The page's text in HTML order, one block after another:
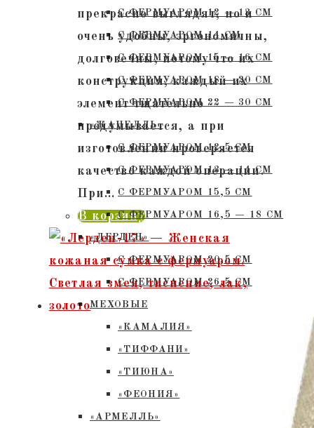
С ФЕРМУАРОМ 12 — 13 СМ
С ФЕРМУАРОМ 14 СМ
С ФЕРМУАРОМ 15 — 16 СМ
C ФЕРМУАРОМ 18 — 20 СМ
С ФЕРМУАРОМ 22 — 30 СМ
«ЖАНЕЛЛЬ»
С ФЕРМУАРОМ 12,5 СМ
С ФЕРМУАРОМ 13 — 14 СМ
С ФЕРМУАРОМ 15,5 СМ
С ФЕРМУАРОМ 16,5 — 18 СМ
«ЛЕРДЕН»
С ФЕРМУАРОМ 20,5 СМ
С ФЕРМУАРОМ 26,5 СМ
МЕХОВЫЕ
«КАМАЛИЯ»
«ТИФФАНИ»
«ТИЮНА»
«ФЕОНИЯ»
«АРМЕЛЛЬ»
прекрасно выглядят, но и
очень удобны, эргономичны,
долговечны, потому что их
конструкция, каждый их
элемент тщательно
продумывается, а при
изготовлении проверяется
качество каждой операции.
При…
В корзину